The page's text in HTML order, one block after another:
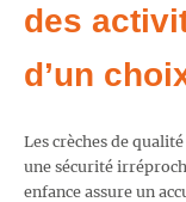
des
d’un
Les crèches de
une sécurité
enfance assure un